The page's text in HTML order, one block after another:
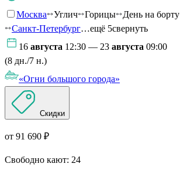
Москва Углич Горицы День на борту
Санкт-Петербург…ещё 5свернуть
16 августа 12:30 — 23 августа 09:00
(8 дн./7 н.)
«Огни большого города»
Скидки
от 91 690 ₽
Свободно кают: 24